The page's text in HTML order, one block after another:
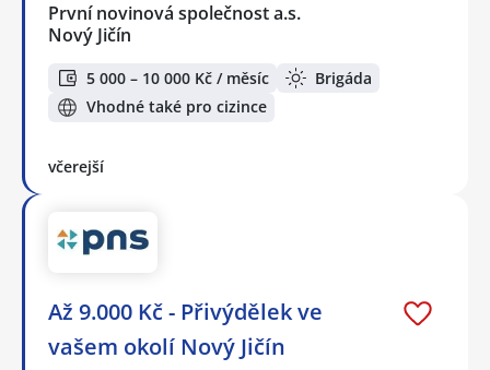
První novinová společnost a.s.
Nový Jičín
5 000 – 10 000 Kč / měsíc
Brigáda
Vhodné také pro cizince
včerejší
Až 9.000 Kč - Přivýdělek ve
vašem okolí Nový Jičín